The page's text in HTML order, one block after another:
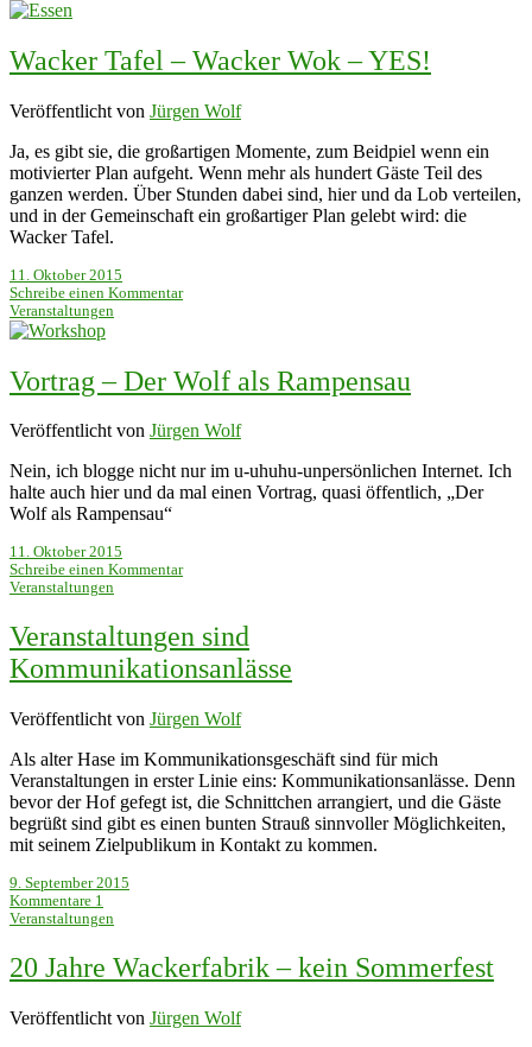
Wacker Tafel – Wacker Wok – YES!
Veröffentlicht von Jürgen Wolf
Ja, es gibt sie, die großartigen Momente, zum Beidpiel wenn ein
motivierter Plan aufgeht. Wenn mehr als hundert Gäste Teil des
ganzen werden. Über Stunden dabei sind, hier und da Lob verteilen,
und in der Gemeinschaft ein großartiger Plan gelebt wird: die
Wacker Tafel.
11. Oktober 2015
Schreibe einen Kommentar
Veranstaltungen
Vortrag – Der Wolf als Rampensau
Veröffentlicht von Jürgen Wolf
Nein, ich blogge nicht nur im u-uhuhu-unpersönlichen Internet. Ich
halte auch hier und da mal einen Vortrag, quasi öffentlich, „Der
Wolf als Rampensau“
11. Oktober 2015
Schreibe einen Kommentar
Veranstaltungen
Veranstaltungen sind
Kommunikationsanlässe
Veröffentlicht von Jürgen Wolf
Als alter Hase im Kommunikationsgeschäft sind für mich
Veranstaltungen in erster Linie eins: Kommunikationsanlässe. Denn
bevor der Hof gefegt ist, die Schnittchen arrangiert, und die Gäste
begrüßt sind gibt es einen bunten Strauß sinnvoller Möglichkeiten,
mit seinem Zielpublikum in Kontakt zu kommen.
9. September 2015
Kommentare 1
Veranstaltungen
20 Jahre Wackerfabrik – kein Sommerfest
Veröffentlicht von Jürgen Wolf